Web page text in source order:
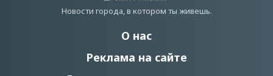
Новости города, в котором ты живешь.
О нас
Реклама на сайте